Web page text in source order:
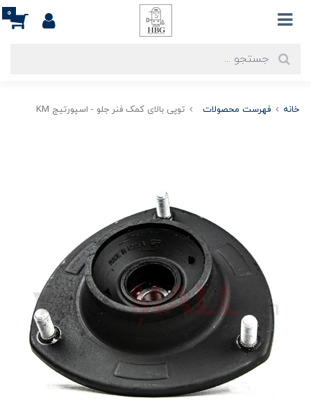
0
خانه فهرست محصولات توپی بالای کمک فنر جلو - اسپورتیج KM